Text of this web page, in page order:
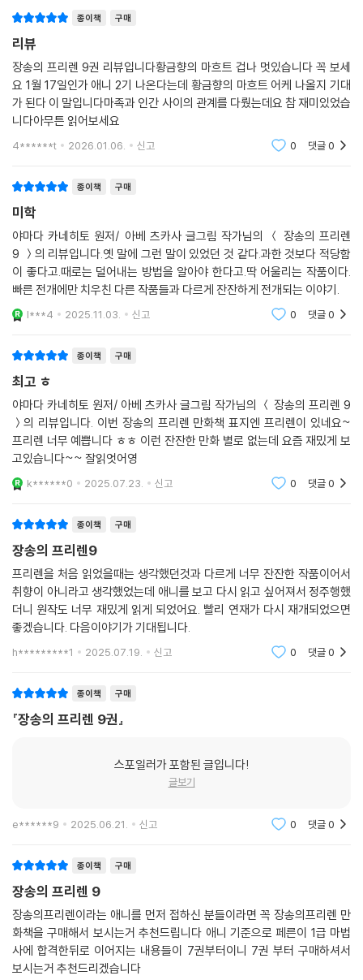
종이책 구매
리뷰
장송의 프리렌 9권 리뷰입니다황금향의 마흐트 겁나 멋있습니다 꼭 보세
요 1월 17일인가 애니 2기 나온다는데 황금향의 마흐트 어케 나올지 기대
가 된다 이 말입니다마족과 인간 사이의 관계를 다뤘는데요 참 재미있었습
니다아무튼 읽어보세요
4******t 2026.01.06. 신고 0 댓글0
종이책 구매
미학
야마다 카네히토 원저/ 아베 츠카사 글그림 작가님의 ＜ 장송의 프리렌
9 ＞의 리뷰입니다.옛 말에 그런 말이 있었던 것 같다.과한 것보다 적당함
이 좋다고.때로는 덜어내는 방법을 알아야 한다고.딱 어울리는 작품이다.
빠른 전개에만 치우친 다른 작품들과 다르게 잔잔하게 전개되는 이야기.
l***4 2025.11.03. 신고 0 댓글0
종이책 구매
최고 ㅎ
야마다 카네히토 원저/ 아베 츠카사 글그림 작가님의 ＜ 장송의 프리렌 9
＞의 리뷰입니다. 이번 장송의 프리렌 만화책 표지엔 프리렌이 있네요~
프리렌 너무 예쁩니다 ㅎㅎ 이런 잔잔한 만화 별로 없는데 요즘 재밌게 보
고있습니다~~ 잘읽엇어영
k******0 2025.07.23. 신고 0 댓글0
종이책 구매
장송의 프리렌9
프리렌을 처음 읽었을때는 생각했던것과 다르게 너무 잔잔한 작품이어서
취향이 아니라고 생각했었는데 애니를 보고 다시 읽고 싶어져서 정주행했
더니 원작도 너무 재밌게 읽게 되었어요. 빨리 연재가 다시 재개되었으면
좋겠습니다. 다음이야기가 기대됩니다.
h*********1 2025.07.19. 신고 0 댓글0
종이책 구매
『장송의 프리렌 9권』
스포일러가 포함된 글입니다!
글보기
e******9 2025.06.21. 신고 0 댓글0
종이책 구매
장송의 프리렌 9
장송의프리렌이라는 애니를 먼저 접하신 분들이라면 꼭 장송의프리렌 만
화책을 구매해서 보시는거 추천드립니다 애니 기준으로 페른이 1급 마법
사에 합격한뒤로 이어지는 내용들이 7권부터이니 7권 부터 구매하셔서
보시는거 추천드리겠습니다